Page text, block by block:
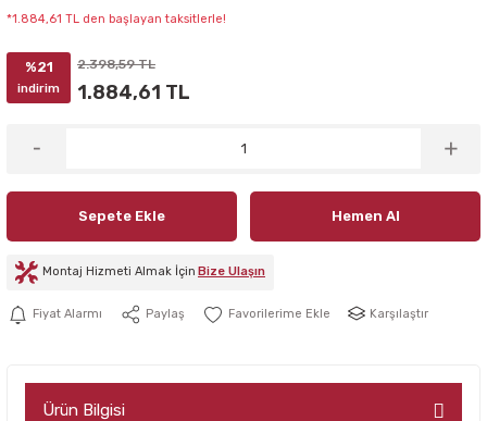
*1.884,61 TL den başlayan taksitlerle!
%21
indirim
2.398,59 TL
1.884,61 TL
Sepete Ekle Hemen Al
Montaj Hizmeti Almak İçin Bize Ulaşın
Fiyat Alarmı Paylaş Karşılaştır
Ürün Bilgisi